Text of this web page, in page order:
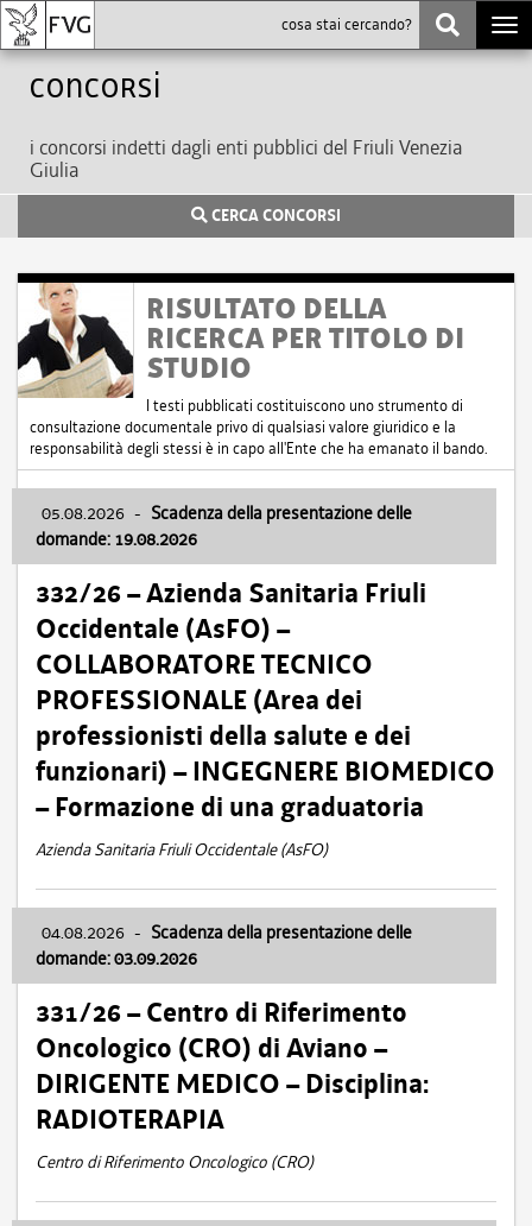
Concorsi
i concorsi indetti dagli enti pubblici del Friuli Venezia
Giulia
CERCA CONCORSI
RISULTATO DELLA
RICERCA PER TITOLO DI
STUDIO
I testi pubblicati costituiscono uno strumento di
consultazione documentale privo di qualsiasi valore giuridico e la
responsabilità degli stessi è in capo all'Ente che ha emanato il bando.
05.08.2026 - Scadenza della presentazione delle
domande: 19.08.2026
332/26 – Azienda Sanitaria Friuli
Occidentale (AsFO) –
COLLABORATORE TECNICO
PROFESSIONALE (Area dei
professionisti della salute e dei
funzionari) – INGEGNERE BIOMEDICO
– Formazione di una graduatoria
Azienda Sanitaria Friuli Occidentale (AsFO)
04.08.2026 - Scadenza della presentazione delle
domande: 03.09.2026
331/26 – Centro di Riferimento
Oncologico (CRO) di Aviano –
DIRIGENTE MEDICO – Disciplina:
RADIOTERAPIA
Centro di Riferimento Oncologico (CRO)